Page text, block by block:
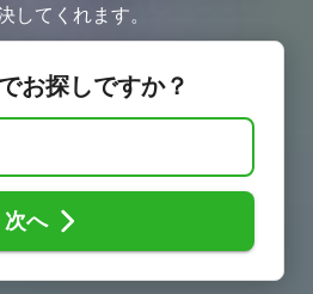
してくれます。
お探しですか？
次へ